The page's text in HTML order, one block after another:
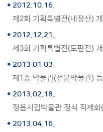
2012.10.16.
제2회 기획특별전(내장산)
2012.12.21.
제3회 기획특별전(도판전)
2013.01.03.
제1종 박물관(전문박물관)
2013.02.18.
정읍시립박물관 정식 직제
2013.04.16.